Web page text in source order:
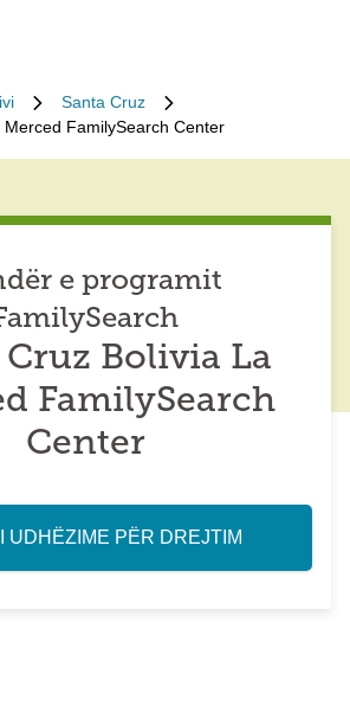
Santa Cruz
FamilySearch Center
e programit
Cruz Bolivia La
FamilySearch
Center
UDHËZIME PËR DREJTIM